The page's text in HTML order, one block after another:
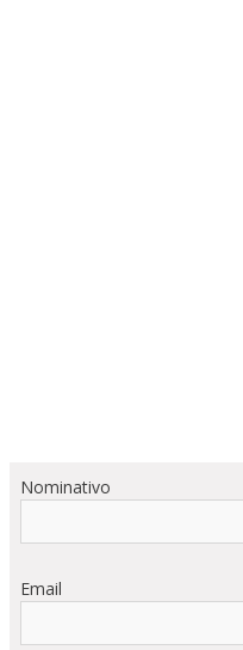
Nominativo
Email